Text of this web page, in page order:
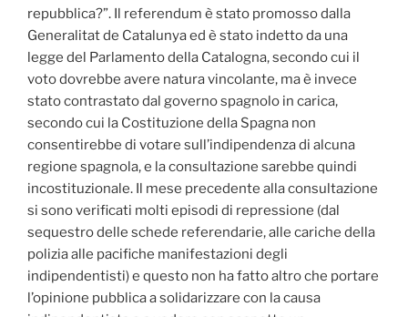
repubblica?”. Il referendum è stato promosso dalla
Generalitat de Catalunya ed è stato indetto da una
legge del Parlamento della Catalogna, secondo cui il
voto dovrebbe avere natura vincolante, ma è invece
stato contrastato dal governo spagnolo in carica,
secondo cui la Costituzione della Spagna non
consentirebbe di votare sull’indipendenza di alcuna
regione spagnola, e la consultazione sarebbe quindi
incostituzionale. Il mese precedente alla consultazione
si sono verificati molti episodi di repressione (dal
sequestro delle schede referendarie, alle cariche della
polizia alle pacifiche manifestazioni degli
indipendentisti) e questo non ha fatto altro che portare
l’opinione pubblica a solidarizzare con la causa